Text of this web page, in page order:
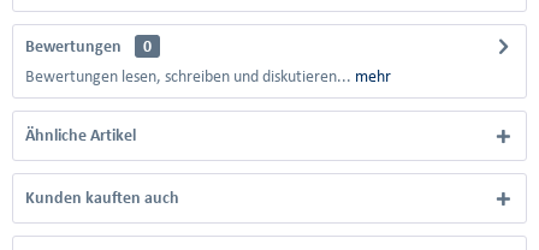
Bewertungen
0
Bewertungen lesen, schreiben und diskutieren... mehr
Ähnliche Artikel
Kunden kauften auch